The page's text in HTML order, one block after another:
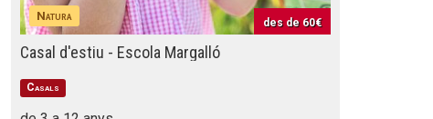
Natura des de 60€
Casal d'estiu - Escola Margalló
Casals